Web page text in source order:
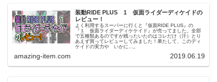
装動RIDE PLUS 1 仮面ライダーディケイドの
レビュー！
よく利用するスーパーに行くと『仮面RIDE PLUS』の
『１ 仮面ライダーディケケイド』が売ってました。全部
で五種類あるのですが残ったいたのはコレだけ（汗）とり
あえず買ってレビューしてみました！果たして、このディ
ケイドの実力や いかに…。
amazing-item.com 2019.06.19